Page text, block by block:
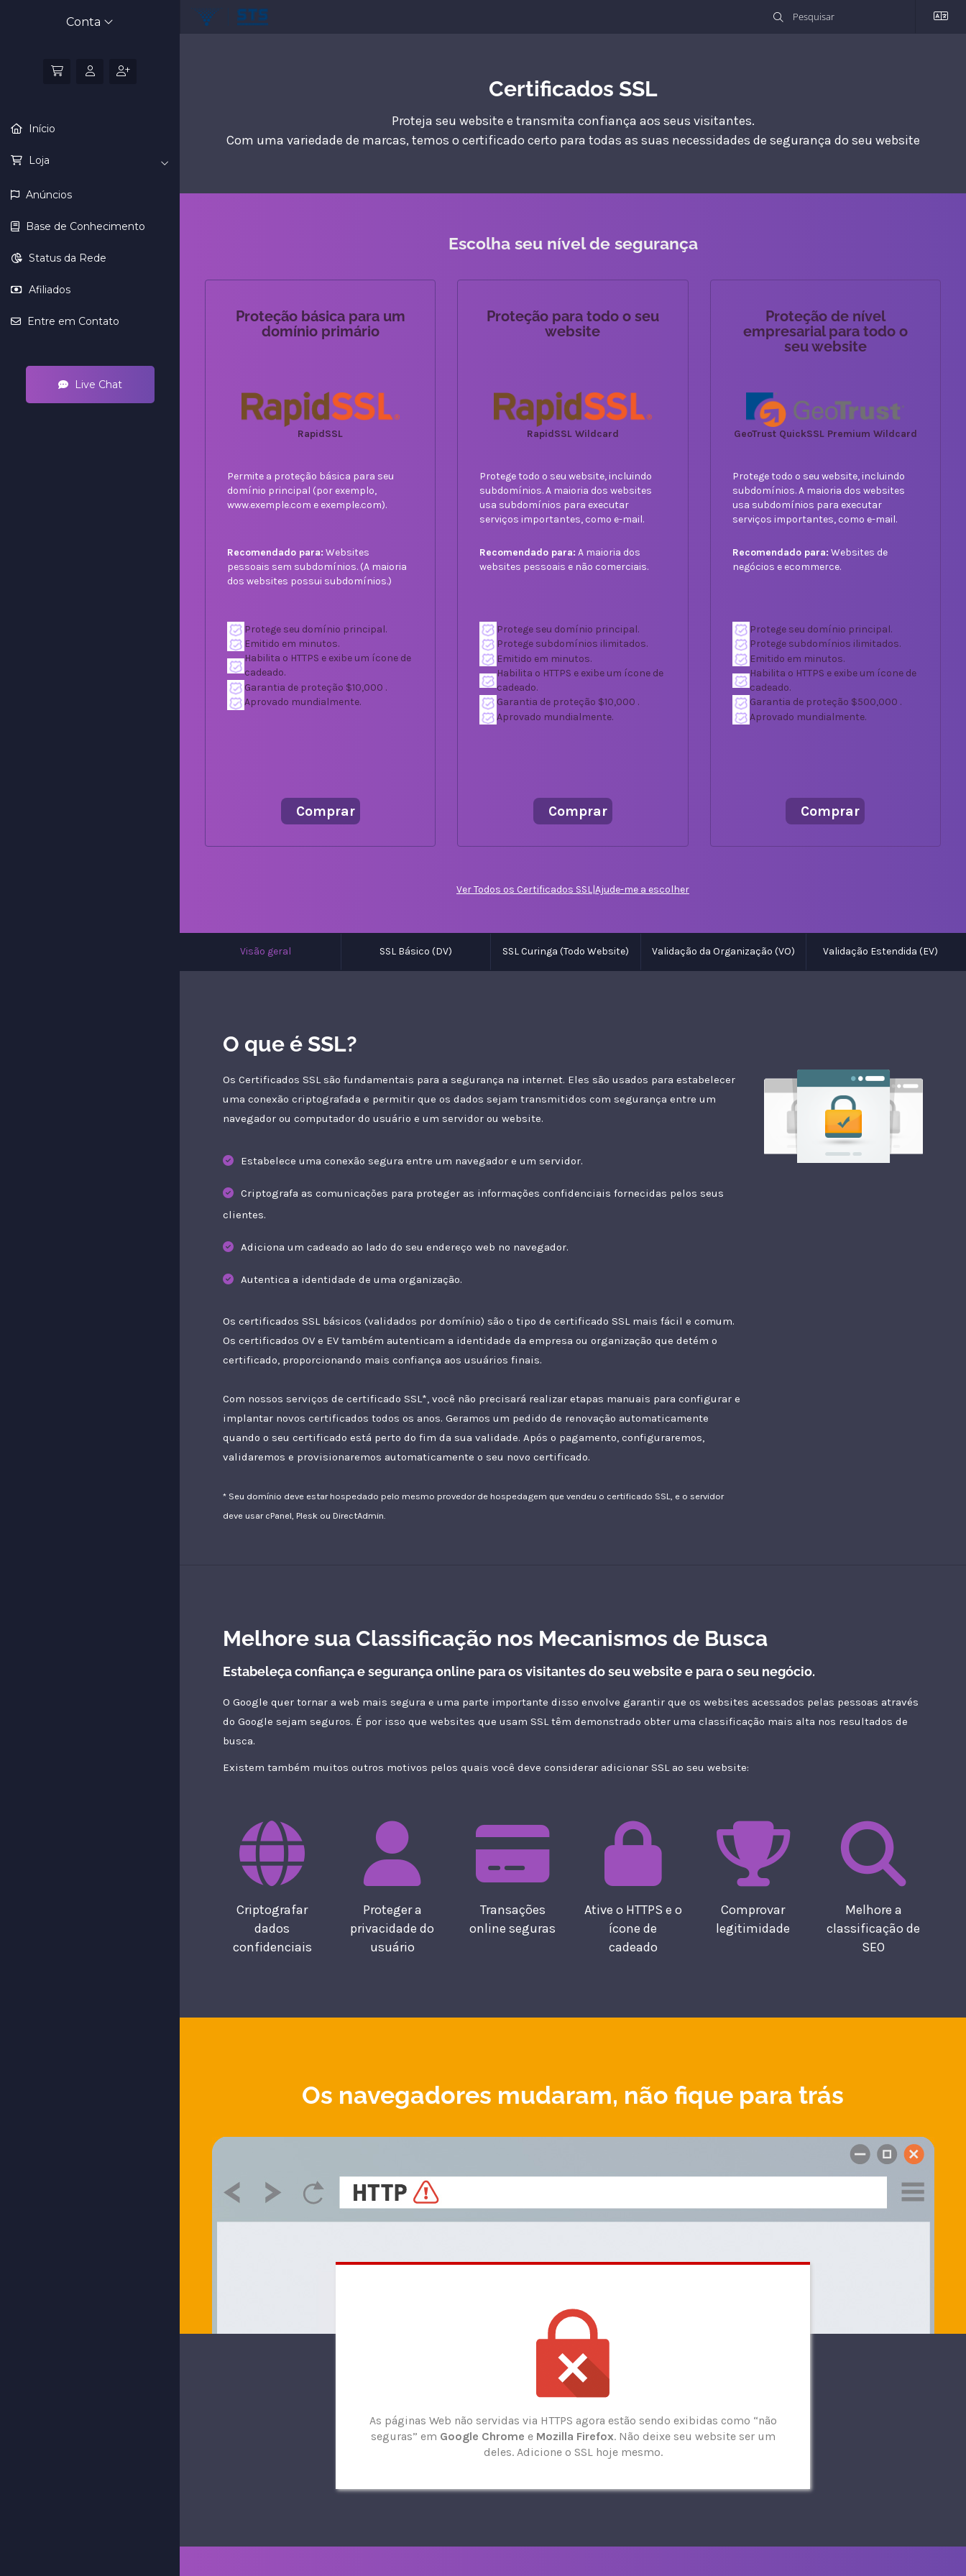
Conta
Início
Loja
Anúncios
Base de Conhecimento
Status da Rede
Afiliados
Entre em Contato
Live Chat
Certificados SSL
Proteja seu website e transmita confiança aos seus visitantes.
Com uma variedade de marcas, temos o certificado certo para todas as suas necessidades de segurança do seu website
Escolha seu nível de segurança
Proteção básica para um
domínio primário
RapidSSL
Permite a proteção básica para seu
domínio principal (por exemplo,
www.exemple.com e exemple.com).
Recomendado para: Websites
pessoais sem subdomínios. (A maioria
dos websites possui subdomínios.)
Protege seu domínio principal.
Emitido em minutos.
Habilita o HTTPS e exibe um ícone de
cadeado.
Garantia de proteção $10,000 .
Aprovado mundialmente.
Comprar
Proteção para todo o seu
website
RapidSSL Wildcard
Protege todo o seu website, incluindo
subdomínios. A maioria dos websites
usa subdomínios para executar
serviços importantes, como e-mail.
Recomendado para: A maioria dos
websites pessoais e não comerciais.
Protege seu domínio principal.
Protege subdomínios ilimitados.
Emitido em minutos.
Habilita o HTTPS e exibe um ícone de
cadeado.
Garantia de proteção $10,000 .
Aprovado mundialmente.
Comprar
Proteção de nível
empresarial para todo o
seu website
GeoTrust QuickSSL Premium Wildcard
Protege todo o seu website, incluindo
subdomínios. A maioria dos websites
usa subdomínios para executar
serviços importantes, como e-mail.
Recomendado para: Websites de
negócios e ecommerce.
Protege seu domínio principal.
Protege subdomínios ilimitados.
Emitido em minutos.
Habilita o HTTPS e exibe um ícone de
cadeado.
Garantia de proteção $500,000 .
Aprovado mundialmente.
Comprar
Ver Todos os Certificados SSL|Ajude-me a escolher
Visão geral SSL Básico (DV) SSL Curinga (Todo Website) Validação da Organização (VO) Validação Estendida (EV)
O que é SSL?
Os Certificados SSL são fundamentais para a segurança na internet. Eles são usados para estabelecer
uma conexão criptografada e permitir que os dados sejam transmitidos com segurança entre um
navegador ou computador do usuário e um servidor ou website.
Estabelece uma conexão segura entre um navegador e um servidor.
Criptografa as comunicações para proteger as informações confidenciais fornecidas pelos seus
clientes.
Adiciona um cadeado ao lado do seu endereço web no navegador.
Autentica a identidade de uma organização.
Os certificados SSL básicos (validados por domínio) são o tipo de certificado SSL mais fácil e comum.
Os certificados OV e EV também autenticam a identidade da empresa ou organização que detém o
certificado, proporcionando mais confiança aos usuários finais.
Com nossos serviços de certificado SSL*, você não precisará realizar etapas manuais para configurar e
implantar novos certificados todos os anos. Geramos um pedido de renovação automaticamente
quando o seu certificado está perto do fim da sua validade. Após o pagamento, configuraremos,
validaremos e provisionaremos automaticamente o seu novo certificado.
* Seu domínio deve estar hospedado pelo mesmo provedor de hospedagem que vendeu o certificado SSL, e o servidor
deve usar cPanel, Plesk ou DirectAdmin.
Melhore sua Classificação nos Mecanismos de Busca
Estabeleça confiança e segurança online para os visitantes do seu website e para o seu negócio.
O Google quer tornar a web mais segura e uma parte importante disso envolve garantir que os websites acessados pelas pessoas através
do Google sejam seguros. É por isso que websites que usam SSL têm demonstrado obter uma classificação mais alta nos resultados de
busca.
Existem também muitos outros motivos pelos quais você deve considerar adicionar SSL ao seu website:
Criptografar
dados
confidenciais
Proteger a
privacidade do
usuário
Transações
online seguras
Ative o HTTPS e o
ícone de
cadeado
Comprovar
legitimidade
Melhore a
classificação de
SEO
Os navegadores mudaram, não fique para trás
As páginas Web não servidas via HTTPS agora estão sendo exibidas como “não
seguras” em Google Chrome e Mozilla Firefox. Não deixe seu website ser um
deles. Adicione o SSL hoje mesmo.